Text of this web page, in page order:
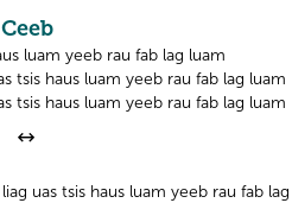
luam yeeb rau fab lag luam
tsis haus luam yeeb rau fab lag luam
tsis haus luam yeeb rau fab lag luam
uas tsis haus luam yeeb rau fab lag